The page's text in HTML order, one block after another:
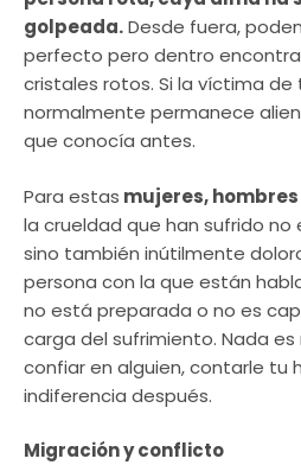
golpeada.Desde fuera,
perfecto pero dentro
cristales rotos. Si la víctima
normalmente permanece
que conocía antes.
Para estas mujeres, hombres
la crueldad que han sufrido
sino también inútilmente
persona con la que están
no está preparada o no es
carga del sufrimiento. Nada
confiar en alguien, contarle tu
indiferencia después.
Migración y conflicto